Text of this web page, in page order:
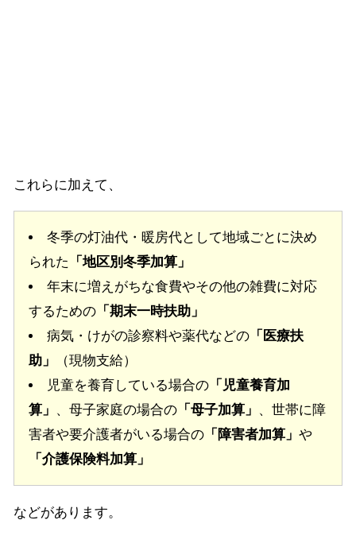
これらに加えて、
冬季の灯油代・暖房代として地域ごとに決め
られた 「地区別冬季加算」
年末に増えがちな食費やその他の雑費に対応
するための「期末一時扶助」
病気・けがの診察料や薬代などの「医療扶
助」
（現物支給）
児童を養育している場合の「児童養育加
算」 、母子家庭の場合の「母子加算」 、世帯に障
害者や要介護者がいる場合の「障害者加算」 や
「介護保険料加算」
などがあります。